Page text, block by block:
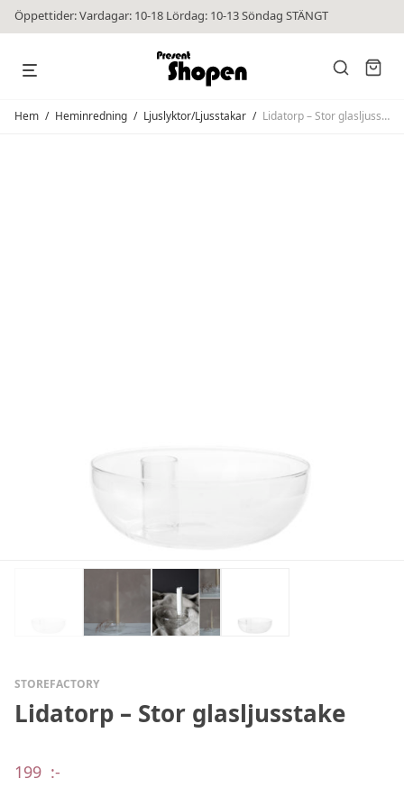
Öppettider: Vardagar: 10-18 Lördag: 10-13 Söndag STÄNGT
Hem / Heminredning / Ljuslyktor/Ljusstakar / Lidatorp – Stor glasljusstake
STOREFACTORY
Lidatorp – Stor glasljusstake
199 :-